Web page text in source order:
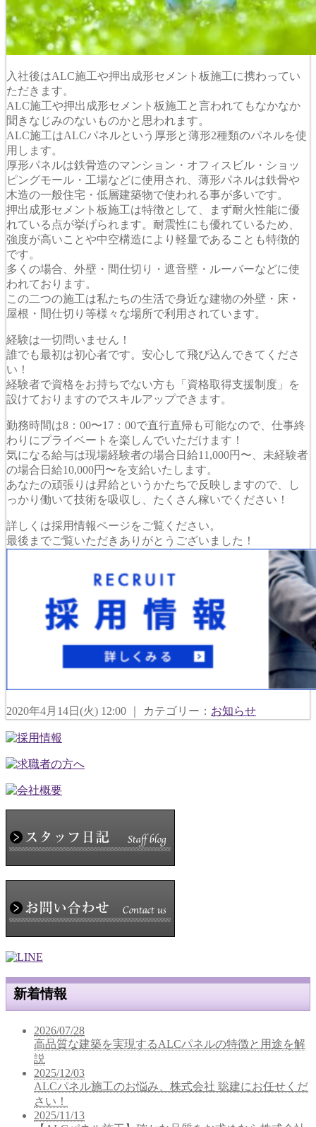
入社後はALC施工や押出成形セメント板施工に携わってい
ただきます。
ALC施工や押出成形セメント板施工と言われてもなかなか
聞きなじみのないものかと思われます。
ALC施工はALCパネルという厚形と薄形2種類のパネルを使
用します。
厚形パネルは鉄骨造のマンション・オフィスビル・ショッ
ピングモール・工場などに使用され、薄形パネルは鉄骨や
木造の一般住宅・低層建築物で使われる事が多いです。
押出成形セメント板施工は特徴として、まず耐火性能に優
れている点が挙げられます。耐震性にも優れているため、
強度が高いことや中空構造により軽量であることも特徴的
です。
多くの場合、外壁・間仕切り・遮音壁・ルーバーなどに使
われております。
この二つの施工は私たちの生活で身近な建物の外壁・床・
屋根・間仕切り等様々な場所で利用されています。
経験は一切問いません！
誰でも最初は初心者です。安心して飛び込んできてくださ
い！
経験者で資格をお持ちでない方も「資格取得支援制度」を
設けておりますのでスキルアップできます。
勤務時間は8：00〜17：00で直行直帰も可能なので、仕事終
わりにプライベートを楽しんでいただけます！
気になる給与は現場経験者の場合日給11,000円〜、未経験者
の場合日給10,000円〜を支給いたします。
あなたの頑張りは昇給というかたちで反映しますので、し
っかり働いて技術を吸収し、たくさん稼いでください！
詳しくは採用情報ページをご覧ください。
最後までご覧いただきありがとうございました！
2020年4月14日(火) 12:00 ｜ カテゴリー： お知らせ
新着情報
2026/07/28
高品質な建築を実現するALCパネルの特徴と用途を解
説
2025/12/03
ALCパネル施工のお悩み、株式会社 聡建にお任せくだ
さい！
2025/11/13